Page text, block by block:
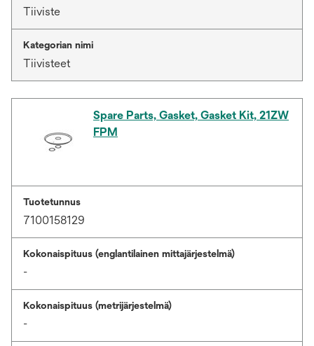
Tiiviste
Kategorian nimi
Tiivisteet
Spare Parts, Gasket, Gasket Kit, 21ZW
FPM
Tuotetunnus
7100158129
Kokonaispituus (englantilainen mittajärjestelmä)
-
Kokonaispituus (metrijärjestelmä)
-